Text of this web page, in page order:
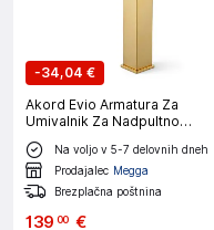
-34,04 €
Akord Evio Armatura Za
Umivalnik Za Nadpultno
Montažo S Slapovnim Izlivom,
ZlataNa voljo v 5-7 delovnih dneh
Prodajalec Megga
Brezplačna poštnina
139 00 €